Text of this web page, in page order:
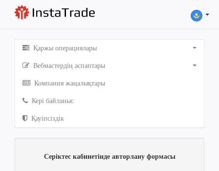
Қаржы операциялары
Вебмастердің аспаптары
Компания жаңалықтары
Кері байланыс
Қауіпсіздік
Серіктес кабинетінде авторлану формасы